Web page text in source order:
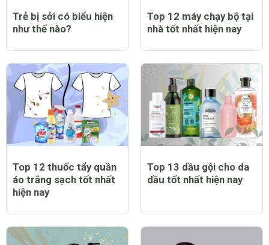
Trẻ bị sởi có biểu hiện
như thế nào?
Top 12 máy chạy bộ tại
nhà tốt nhất hiện nay
Top 12 thuốc tẩy quần
áo trắng sạch tốt nhất
hiện nay
Top 13 dầu gội cho da
dầu tốt nhất hiện nay